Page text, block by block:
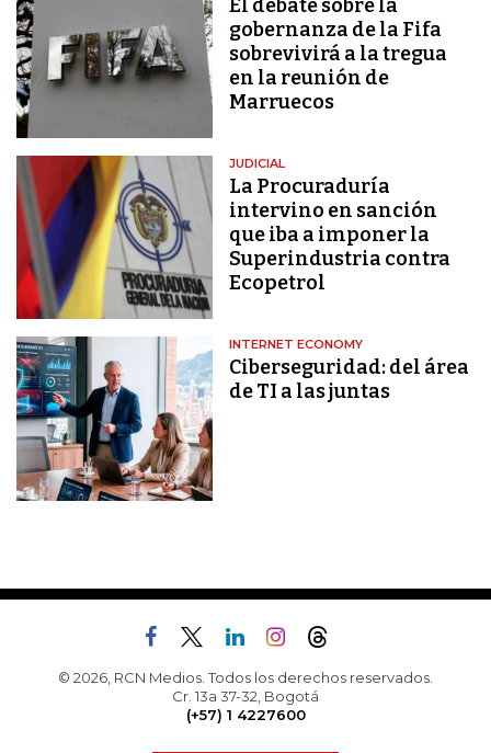
El debate sobre la
gobernanza de la Fifa
sobrevivirá a la tregua
en la reunión de
Marruecos
JUDICIAL
La Procuraduría
intervino en sanción
que iba a imponer la
Superindustria contra
Ecopetrol
INTERNET ECONOMY
Ciberseguridad: del área
de TI a las juntas
© 2026, RCN Medios. Todos los derechos reservados.
Cr. 13a 37-32, Bogotá
(+57) 1 4227600